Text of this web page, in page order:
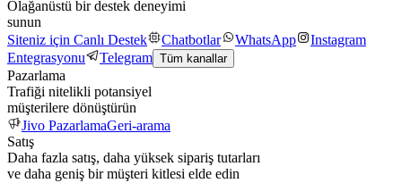
Olağanüstü bir destek deneyimi
sunun
Siteniz için Canlı Destek
Chatbotlar WhatsApp
Instagram
Entegrasyonu
Telegram Tüm kanallar
Pazarlama
Trafiği nitelikli potansiyel
müşterilere dönüştürün
Jivo PazarlamaGeri-arama
Satış
Daha fazla satış, daha yüksek sipariş tutarları
ve daha geniş bir müşteri kitlesi elde edin